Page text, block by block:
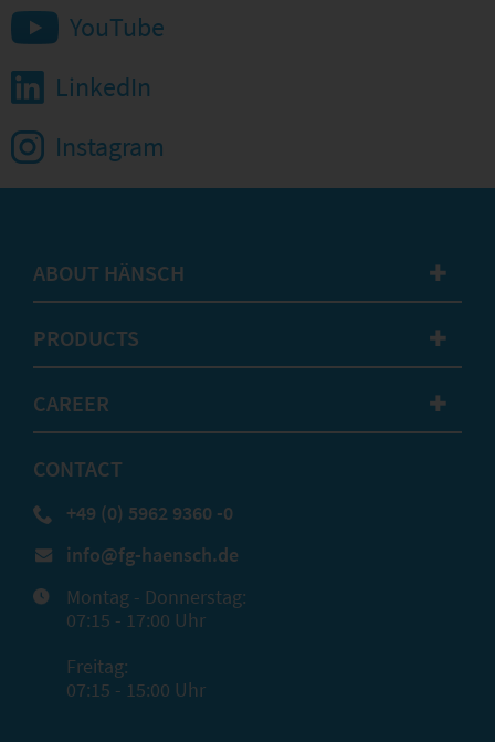
YouTube
LinkedIn
Instagram
ABOUT HÄNSCH ✚
PRODUCTS ✚
CAREER ✚
CONTACT
+49 (0) 5962 9360 -0
info@fg-haensch.de
Montag - Donnerstag:
07:15 - 17:00 Uhr
Freitag:
07:15 - 15:00 Uhr